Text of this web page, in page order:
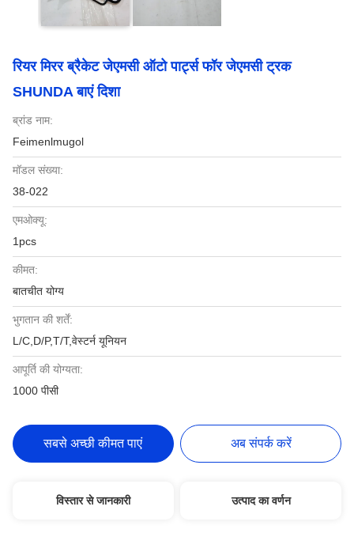
रियर मिरर ब्रैकेट जेएमसी ऑटो पार्ट्स फॉर जेएमसी ट्रक
SHUNDA बाएं दिशा
ब्रांड नाम:
Feimenlmugol
मॉडल संख्या:
38-022
एमओक्यू:
1pcs
कीमत:
बातचीत योग्य
भुगतान की शर्तें:
L/C,D/P,T/T,वेस्टर्न यूनियन
आपूर्ति की योग्यता:
1000 पीसी
सबसे अच्छी कीमत पाएं अब संपर्क करें
विस्तार से जानकारी उत्पाद का वर्णन